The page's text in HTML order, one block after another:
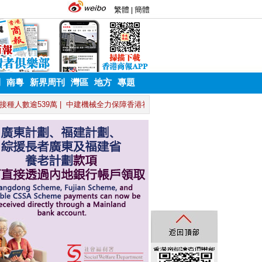
南粵 新界周刊 灣區 地方 專題